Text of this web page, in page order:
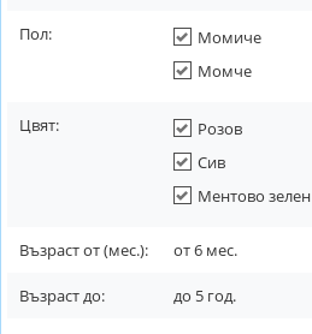
Пол:
Момиче
Момче
Цвят:
Розов
Сив
Ментово зелен
Възраст от (мес.): от6 мес.
Възраст до: до 5 год.